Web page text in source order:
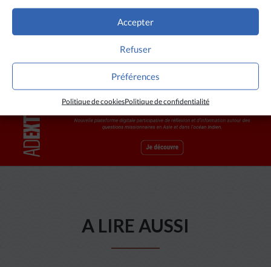
Accepter
Refuser
Préférences
Politique de cookiesPolitique de confidentialité
A LIRE AUSSI